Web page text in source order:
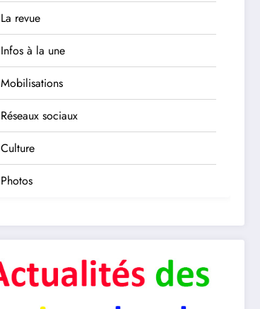
La revue
Infos à la une
Mobilisations
Réseaux sociaux
Culture
Photos